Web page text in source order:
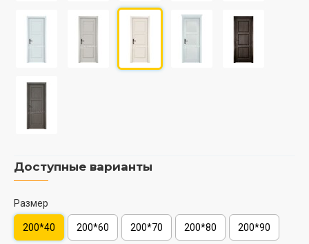
Доступные варианты
Размер
200*40 200*60 200*70 200*80 200*90